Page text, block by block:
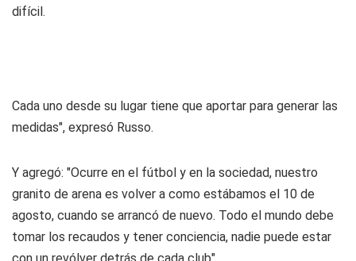
difícil.
Cada uno desde su lugar tiene que aportar para generar las
medidas", expresó Russo.
Y agregó: "Ocurre en el fútbol y en la sociedad, nuestro
granito de arena es volver a como estábamos el 10 de
agosto, cuando se arrancó de nuevo. Todo el mundo debe
tomar los recaudos y tener conciencia, nadie puede estar